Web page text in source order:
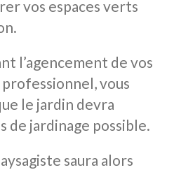
vos espaces verts
l’agencement de vos
vous
le jardin devra
de jardinage possible.
saura alors